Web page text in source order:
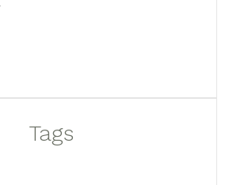
Tags